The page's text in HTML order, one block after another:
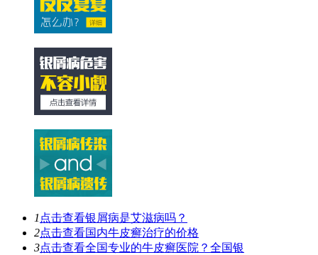
1点击查看银屑病是艾滋病吗？
2点击查看国内牛皮癣治疗的价格
3点击查看全国专业的牛皮癣医院？全国银